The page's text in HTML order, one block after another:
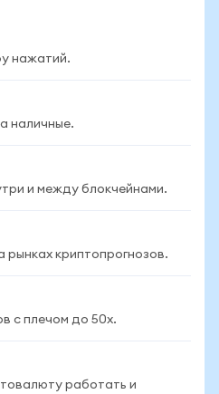
нажатий.
наличные.
и между блокчейнами.
рынках криптопрогнозов.
с плечом до 50x.
работать и